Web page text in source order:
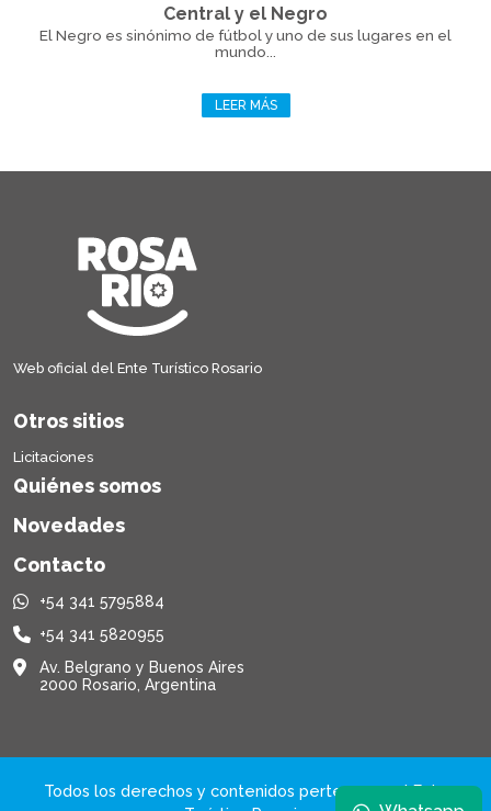
Central y el Negro
El Negro es sinónimo de fútbol y uno de sus lugares en el
mundo...
LEER MÁS
Web oficial del Ente Turístico Rosario
Otros sitios
Licitaciones
Quiénes somos
Novedades
Contacto
+54 341 5795884
+54 341 5820955
Av. Belgrano y Buenos Aires
2000 Rosario, Argentina
Todos los derechos y contenidos pertenecen al Ente